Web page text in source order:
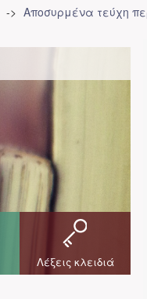
Αποσυρμένα τεύχη
Λέξεις κλειδιά